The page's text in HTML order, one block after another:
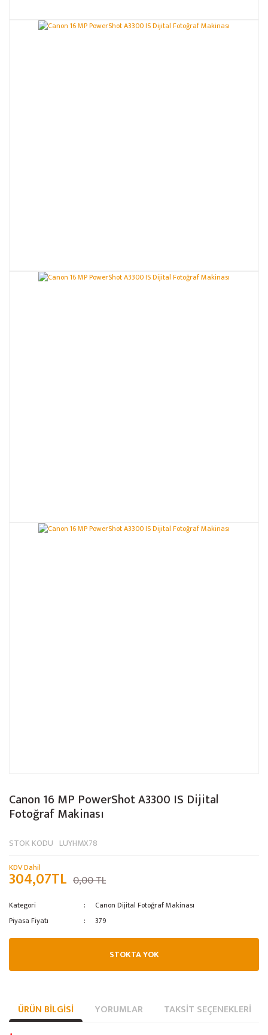
Canon 16 MP PowerShot A3300 IS Dijital
Fotoğraf Makinası
STOK KODU LUYHMX78
KDV Dahil
304,07TL 0,00 TL
Kategori
Canon Dijital Fotoğraf Makinası
Piyasa Fiyatı
379
STOKTA YOK
ÜRÜN BILGISI YORUMLAR TAKSIT SEÇENEKLERI